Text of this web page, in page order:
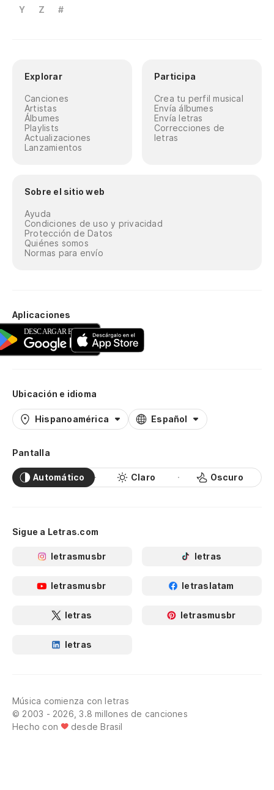
Y
Z #
Explorar
Canciones
Artistas
Álbumes
Playlists
Actualizaciones
Lanzamientos
Participa
Crea tu perfil musical
Envía álbumes
Envía letras
Correcciones de
letras
Sobre el sitio web
Ayuda
Condiciones de uso y privacidad
Protección de Datos
Quiénes somos
Normas para envío
Aplicaciones
Ubicación e idioma
Hispanoamérica Español
Pantalla
Automático Claro Oscuro
Sigue a Letras.com
letrasmusbr letras
letrasmusbr letraslatam
letras letrasmusbr
letras
Música comienza con letras
© 2003 - 2026, 3.8 millones de canciones
Hecho con
desde Brasil